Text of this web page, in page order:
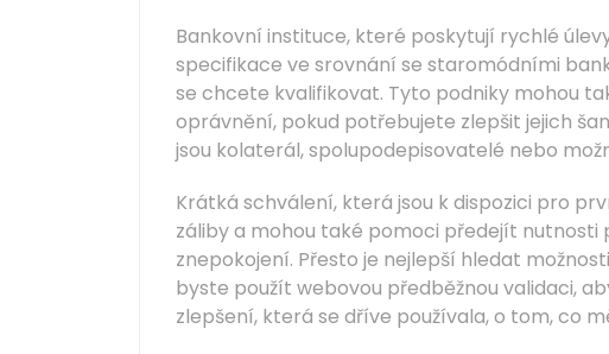
Bankovní instituce, které poskytují rychlé
specifikace ve srovnání se staromódními
se chcete kvalifikovat. Tyto podniky mohou
oprávnění, pokud potřebujete zlepšit jejich
jsou kolaterál, spolupodepisovatelé nebo
Krátká schválení, která jsou k dispozici pro
záliby a mohou také pomoci předejít nutnosti
znepokojení. Přesto je nejlepší hledat
byste použít webovou předběžnou validaci,
zlepšení, která se dříve používala, o tom, co